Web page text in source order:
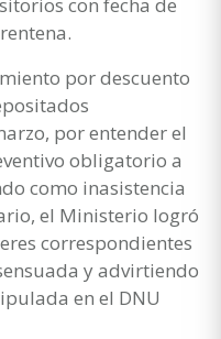
por descuento
por entender el
obligatorio a
como inasistencia
el Ministerio logró
correspondientes
y advirtiendo
en el DNU